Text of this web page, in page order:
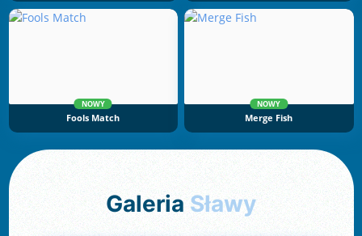
NOWY
Fools Match
NOWY
Merge Fish
Galeria Sławy